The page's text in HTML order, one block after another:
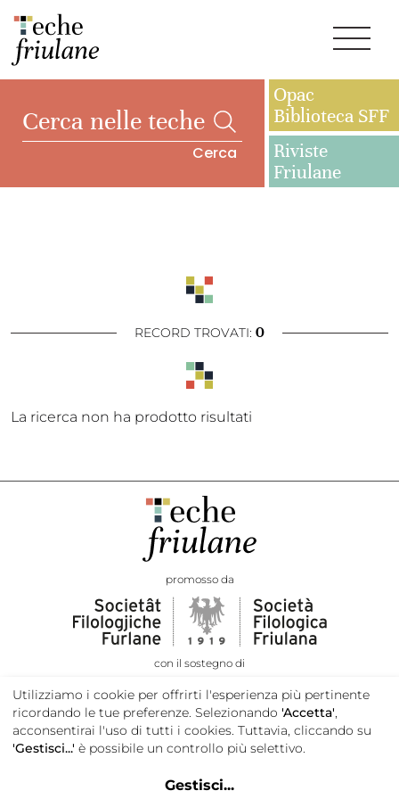
Cerca
Opac
Biblioteca SFF
Riviste
Friulane
RECORD TROVATI: 0
La ricerca non ha prodotto risultati
promosso da
con il sostegno di
Utilizziamo i cookie per offrirti l'esperienza più pertinente
ricordando le tue preferenze. Selezionando 'Accetta',
acconsentirai l'uso di tutti i cookies. Tuttavia, cliccando su
'Gestisci...' è possibile un controllo più selettivo.
Gestisci...